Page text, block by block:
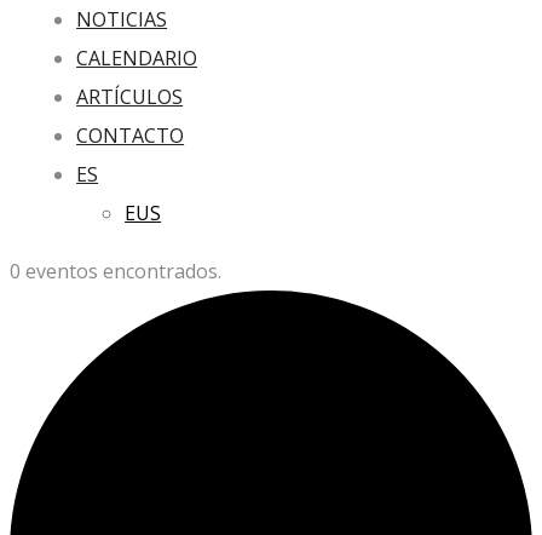
NOTICIAS
CALENDARIO
ARTÍCULOS
CONTACTO
ES
EUS
0 eventos encontrados.